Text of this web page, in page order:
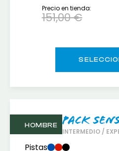
Precio en tienda:
151,00 €
HOMBRE Pack
INTERMEDIO /
Pistas